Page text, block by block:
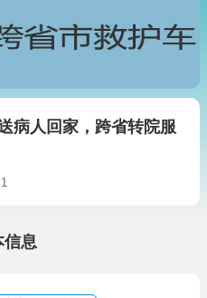
病人回家，跨省转院服
信息